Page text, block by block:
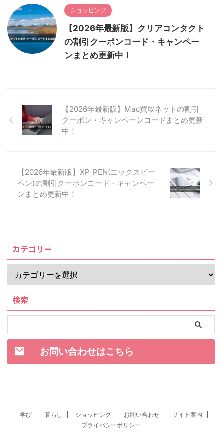
ショッピング
【2026年最新版】クリアコンタクト
の割引クーポンコード・キャンペー
ンまとめ更新中！
【2026年最新版】Mac買取ネットの割引
クーポン・キャンペーンコードまとめ更新
中！
【2026年最新版】XP-PEN(エックスピー
ペン)の割引クーポンコード・キャンペー
ンまとめ更新中！
カテゴリー
検索
お問い合わせはこちら
学び 暮らし ショッピング お問い合わせ
サイト案内
プライバシーポリシー